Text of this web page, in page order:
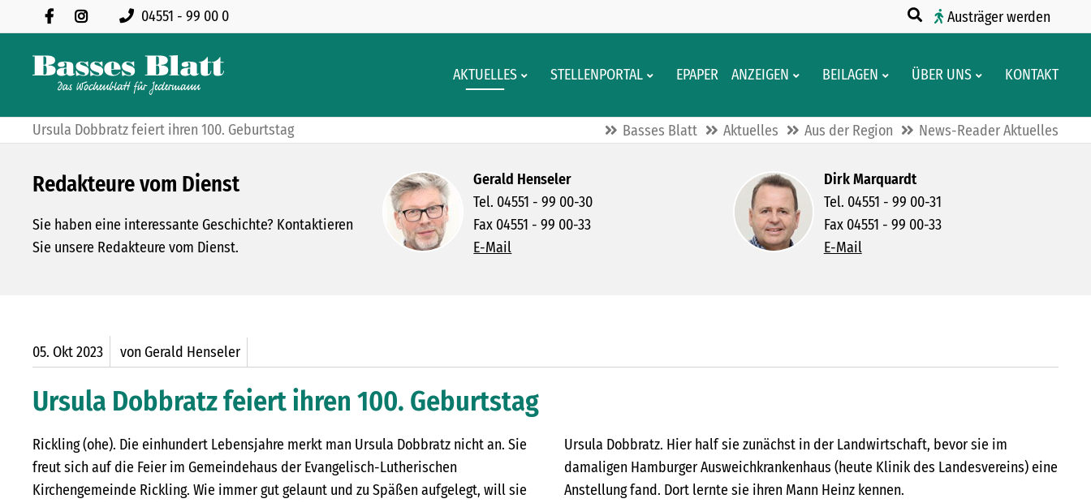
04551 - 99 00 0 Austräger werden
AKTUELLES STELLENPORTAL EPAPER ANZEIGEN BEILAGEN ÜBER UNS KONTAKT
Ursula Dobbratz feiert ihren 100. Geburtstag Basses Blatt Aktuelles Aus der Region News-Reader Aktuelles
Redakteure vom Dienst
Sie haben eine interessante Geschichte? Kontaktieren
Sie unsere Redakteure vom Dienst.
Gerald Henseler
Tel. 04551 - 99 00-30
Fax 04551 - 99 00-33
E-Mail
Dirk Marquardt
Tel. 04551 - 99 00-31
Fax 04551 - 99 00-33
E-Mail
05. Okt2023 von Gerald Henseler
Ursula Dobbratz feiert ihren 100. Geburtstag
Rickling (ohe). Die einhundert Lebensjahre merkt man Ursula Dobbratz nicht an. Sie
freut sich auf die Feier im Gemeindehaus der Evangelisch-Lutherischen
Kirchengemeinde Rickling. Wie immer gut gelaunt und zu Späßen aufgelegt, will sie
Ursula Dobbratz. Hier half sie zunächst in der Landwirtschaft, bevor sie im
damaligen Hamburger Ausweichkrankenhaus (heute Klinik des Landesvereins) eine
Anstellung fand. Dort lernte sie ihren Mann Heinz kennen.